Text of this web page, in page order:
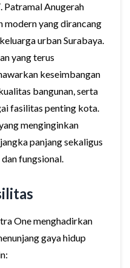
Patramal Anugerah
modern yang dirancang
urban Surabaya.
yang terus
keseimbangan
bangunan, serta
fasilitas penting kota.
menginginkan
panjang sekaligus
fungsional.
One menghadirkan
gaya hidup